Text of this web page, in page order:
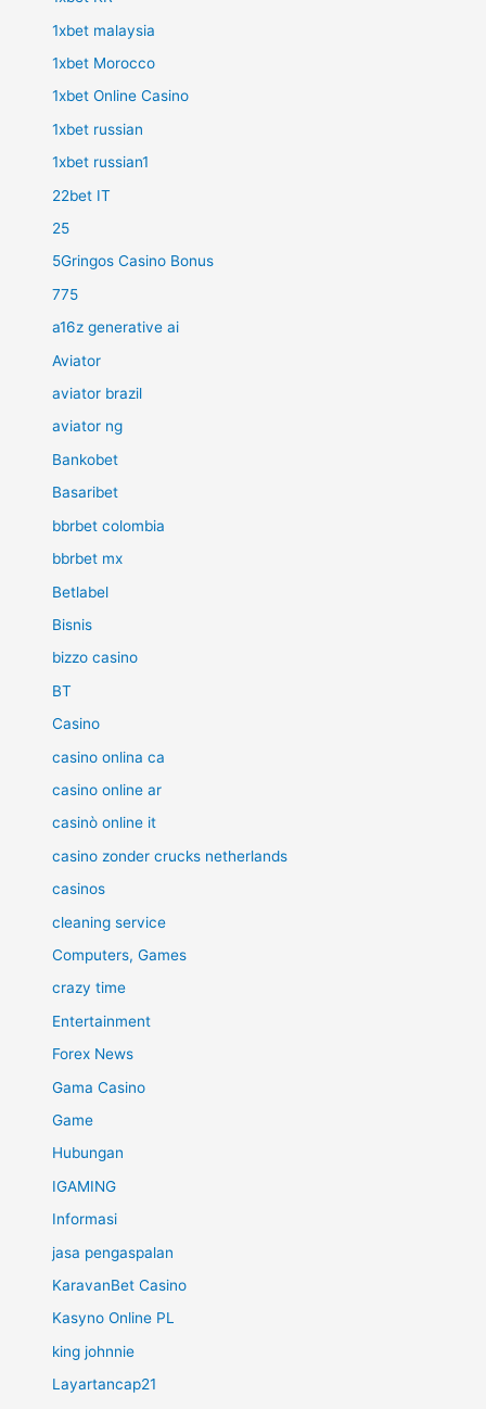
1xbet malaysia
1xbet Morocco
1xbet Online Casino
1xbet russian
1xbet russian1
22bet IT
25
5Gringos Casino Bonus
775
a16z generative ai
Aviator
aviator brazil
aviator ng
Bankobet
Basaribet
bbrbet colombia
bbrbet mx
Betlabel
Bisnis
bizzo casino
BT
Casino
casino onlina ca
casino online ar
casinò online it
casino zonder crucks netherlands
casinos
cleaning service
Computers, Games
crazy time
Entertainment
Forex News
Gama Casino
Game
Hubungan
IGAMING
Informasi
jasa pengaspalan
KaravanBet Casino
Kasyno Online PL
king johnnie
Layartancap21